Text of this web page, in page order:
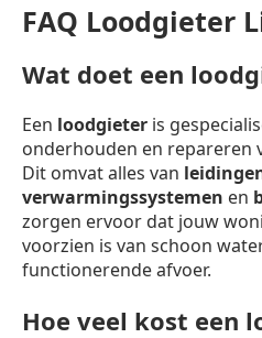
FAQ Loodgieter
Wat doet een
Een loodgieter is
onderhouden en repareren
Dit omvat alles van
verwarmingssystemen en
zorgen ervoor dat jouw
voorzien is van schoon
functionerende afvoer.
Hoe veel kost een